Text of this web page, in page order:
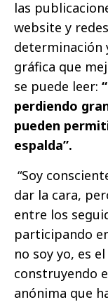
las
website y
determinación
gráfica que
se puede leer:
perdiendo
pueden
espalda”.
“Soy
dar la cara,
entre los
participando
no soy yo, es
construyendo
anónima que